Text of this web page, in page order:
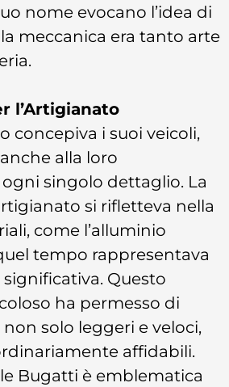
nome evocano l’idea di
meccanica era tanto arte
l’Artigianato
concepiva i suoi veicoli,
alla loro
ogni singolo dettaglio. La
si rifletteva nella
come l’alluminio
tempo rappresentava
Questo
ha permesso di
solo leggeri e veloci,
affidabili.
Bugatti è emblematica